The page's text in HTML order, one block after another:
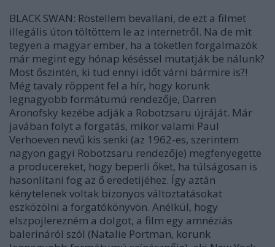
BLACK SWAN: Röstellem bevallani, de ezt a filmet
illegális úton töltöttem le az internetről. Na de mit
tegyen a magyar ember, ha a töketlen forgalmazók
már megint egy hónap késéssel mutatják be nálunk?
Most őszintén, ki tud ennyi időt várni bármire is?!
Még tavaly röppent fel a hír, hogy korunk
legnagyobb formátumú rendezője, Darren
Aronofsky kezébe adják a Robotzsaru újráját. Már
javában folyt a forgatás, mikor valami Paul
Verhoeven nevű kis senki (az 1962-es, szerintem
nagyon gagyi Robotzsaru rendezője) megfenyegette
a producereket, hogy beperli őket, ha túlságosan is
hasonlítani fog az ő eredetijéhez. Így aztán
kénytelenek voltak bizonyos változtatásokat
eszközölni a forgatókönyvön. Anélkül, hogy
elszpojlerezném a dolgot, a film egy amnéziás
balerináról szól (Natalie Portman, korunk